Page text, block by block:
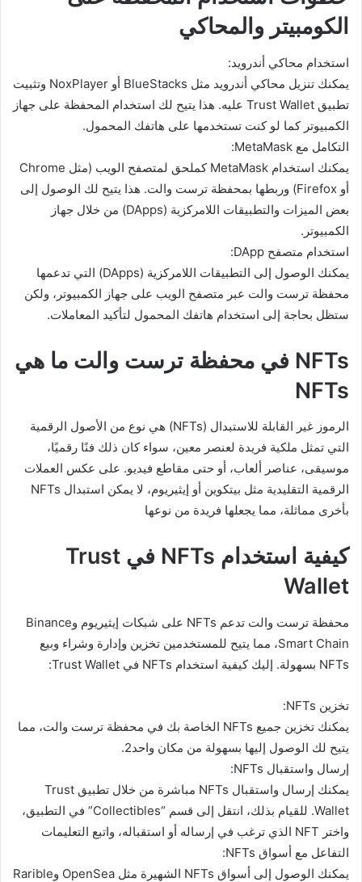
الكومبيتر والمحاكي
استخدام محاكي أندرويد:
يمكنك تنزيل محاكي أندرويد مثل BlueStacks أو NoxPlayer وتثبيت
تطبيق Trust Wallet عليه. هذا يتيح لك استخدام المحفظة على جهاز
الكمبيوتر كما لو كنت تستخدمها على هاتفك المحمول.
التكامل مع MetaMask:
يمكنك استخدام MetaMask كملحق لمتصفح الويب (مثل Chrome
أو Firefox) وربطها بمحفظة ترست والت. هذا يتيح لك الوصول إلى
بعض الميزات والتطبيقات اللامركزية (DApps) من خلال جهاز
الكمبيوتر.
استخدام متصفح DApp:
يمكنك الوصول إلى التطبيقات اللامركزية (DApps) التي تدعمها
محفظة ترست والت عبر متصفح الويب على جهاز الكمبيوتر، ولكن
ستظل بحاجة إلى استخدام هاتفك المحمول لتأكيد المعاملات.
NFTs في محفظة ترست والت ما هي
NFTs
الرموز غير القابلة للاستبدال (NFTs) هي نوع من الأصول الرقمية
التي تمثل ملكية فريدة لعنصر معين، سواء كان ذلك فنًا رقميًا،
موسيقى، عناصر ألعاب، أو حتى مقاطع فيديو. على عكس العملات
الرقمية التقليدية مثل بيتكوين أو إيثيريوم، لا يمكن استبدال NFTs
بأخرى مماثلة، مما يجعلها فريدة من نوعها
كيفية استخدام NFTs في Trust
Wallet
محفظة ترست والت تدعم NFTs على شبكات إيثيريوم وBinance
Smart Chain، مما يتيح للمستخدمين تخزين وإدارة وشراء وبيع
NFTs بسهولة. إليك كيفية استخدام NFTs في Trust Wallet:
تخزين NFTs:
يمكنك تخزين جميع NFTs الخاصة بك في محفظة ترست والت، مما
يتيح لك الوصول إليها بسهولة من مكان واحد2.
إرسال واستقبال NFTs:
يمكنك إرسال واستقبال NFTs مباشرة من خلال تطبيق Trust
Wallet. للقيام بذلك، انتقل إلى قسم “Collectibles” في التطبيق،
واختر NFT الذي ترغب في إرساله أو استقباله، واتبع التعليمات
التفاعل مع أسواق NFTs:
يمكنك الوصول إلى أسواق NFTs الشهيرة مثل OpenSea وRarible